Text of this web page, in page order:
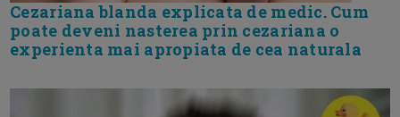
Cezariana blanda explicata de medic. Cum
poate deveni nasterea prin cezariana o
experienta mai apropiata de cea naturala